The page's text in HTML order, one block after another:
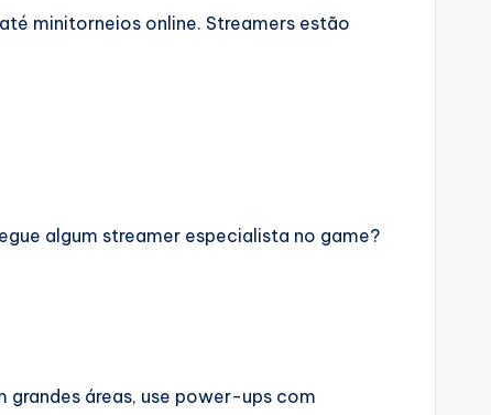
minitorneios online. Streamers estão
algum streamer especialista no game?
áreas, use power-ups com